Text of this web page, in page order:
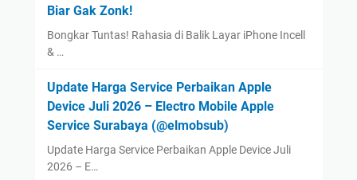
Biar Gak Zonk!
Bongkar Tuntas! Rahasia di Balik Layar iPhone Incell
& …
Update Harga Service Perbaikan Apple
Device Juli 2026 – Electro Mobile Apple
Service Surabaya (@elmobsub)
Update Harga Service Perbaikan Apple Device Juli
2026 – E…